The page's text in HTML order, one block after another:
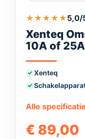
★ ★ ★ ★ ★5,0/
Xenteq
10A of 25A
Xenteq
Alle
€ 89,00